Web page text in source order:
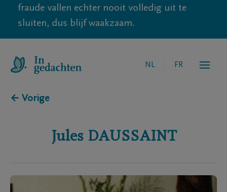
fraude vallen echter nooit volledig uit te
sluiten, dus blijf waakzaam.
NL FR
← Vorige
Jules DAUSSAINT